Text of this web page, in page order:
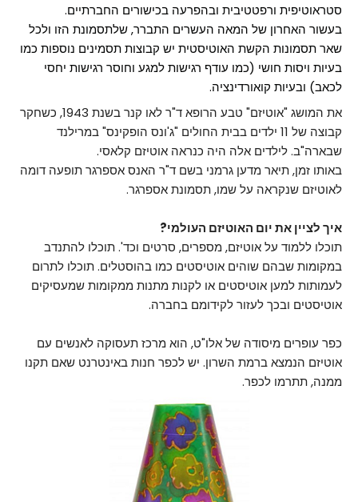
סטראוטיפית ורפטטיבית ובהפרעה בכישורים החברתיים.
בעשור האחרון של המאה העשרים התברר, שלתסמונת הזו ולכל
שאר תסמונות הקשת האוטיסטית יש קבוצות תסמינים נוספות כמו
בעיות ויסות חושי (כמו עודף רגישות למגע וחוסר רגישות יחסי
לכאב) ובעיות קואורדינציה.
את המושג "אוטיזם" טבע הרופא ד"ר לאו קנר בשנת 1943, כשחקר
קבוצה של 11 ילדים בבית החולים "ג'ונס הופקינס" במרילנד
שבארה"ב. לילדים אלה היה כנראה אוטיזם קלאסי.
באותו זמן, תיאר מדען גרמני בשם ד"ר האנס אספרגר תופעה דומה
לאוטיזם שנקראה על שמו, תסמונת אספרגר.
איך לציין את יום האוטיזם העולמי?
תוכלו ללמוד על אוטיזם, מספרים, סרטים וכד'. תוכלו להתנדב
במקומות שבהם שוהים אוטיסטים כמו בהוסטלים. תוכלו לתרום
לעמותות למען אוטיסטים או לקנות מתנות ממקומות שמעסיקים
אוטיסטים ובכך לעזור לקידומם בחברה.
כפר עופרים מיסודה של אלו"ט, הוא מרכז תעסוקה לאנשים עם
אוטיזם הנמצא ברמת השרון. יש לכפר חנות באינטרנט שאם תקנו
ממנה, תתרמו לכפר.